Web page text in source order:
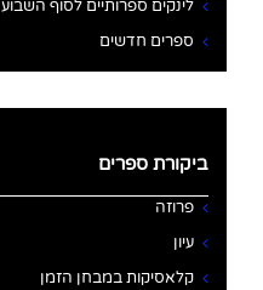
לינקים ספרותיים לסוף השבוע
ספרים חדשים
ביקורת ספרים
פרוזה
עיון
קלאסיקות במבחן הזמן